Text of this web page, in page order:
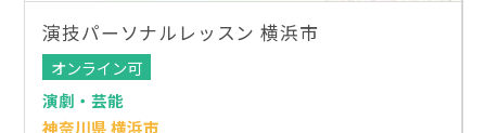
演技パーソナルレッスン 横浜市
オンライン可
演劇・芸能
神奈川県 横浜市